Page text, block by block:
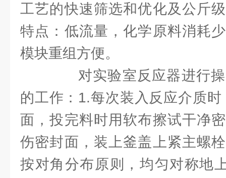
工艺的快速筛选和优化及公斤
特点：低流量，化学原料消耗
模块重组方便。
对实验室反应器进行操
的工作：1.每次装入反应介质
面，投完料时用软布擦试干净
伤密封面，装上釜盖上紧主螺
按对角分布原则，均匀对称地